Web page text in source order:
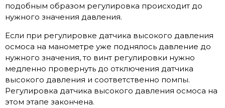
подобным образом регулировка происходит до
нужного значения давления.
Если при регулировке датчика высокого давления
осмоса на манометре уже поднялось давление до
нужного значения, то винт регулировки нужно
медленно провернуть до отключения датчика
высокого давления и соответственно помпы.
Регулировка датчика высокого давления осмоса на
этом этапе закончена.